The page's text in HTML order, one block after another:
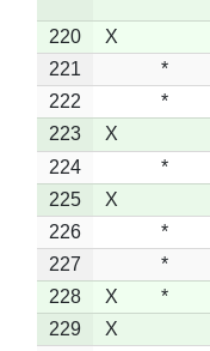
220 X
221
*
222
*
223
X
224
*
225
X
226
*
227
*
228
X *
229
X